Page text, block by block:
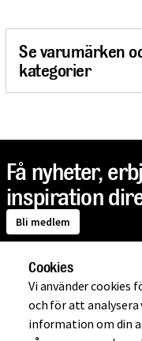
Se varumärken
kategorier
Få nyheter,
inspiration
Bli medlem
Om Mio
Cookies
Vi använder cookies
och för att analysera
information om din